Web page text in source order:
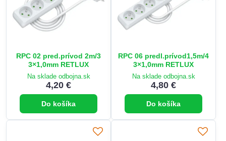
RPC 02 pred.prívod 2m/3
3×1,0mm RETLUX
Na sklade odbojna.sk
4,20 €
Do košíka
RPC 06 predl.prívod1,5m/4
3×1,0mm RETLUX
Na sklade odbojna.sk
4,80 €
Do košíka